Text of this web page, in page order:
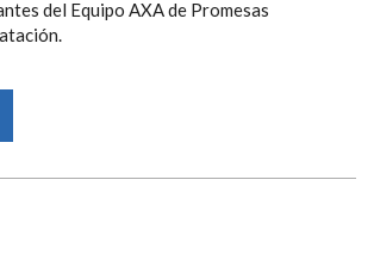
del Equipo AXA de Promesas